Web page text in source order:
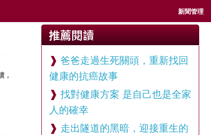
新聞管理
，
推薦閱讀
爸爸走過生死關頭，重新找回
健康的抗癌故事
找對健康方案 是自己也是全家
人的確幸
走出隧道的黑暗，迎接重生的